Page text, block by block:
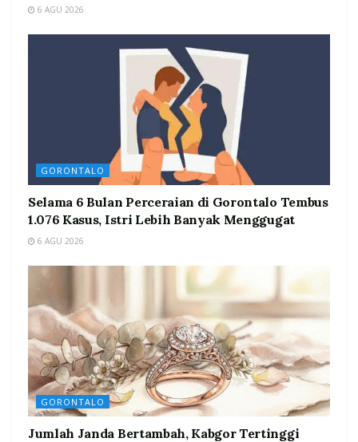
6 AGU 2026
GORONTALO
Selama 6 Bulan Perceraian di Gorontalo Tembus
1.076 Kasus, Istri Lebih Banyak Menggugat
6 AGU 2026
GORONTALO
Jumlah Janda Bertambah, Kabgor Tertinggi